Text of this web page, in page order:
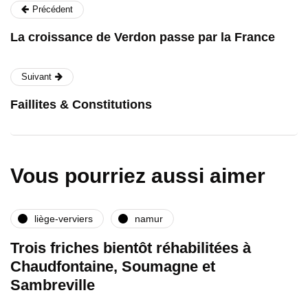
Précédent
La croissance de Verdon passe par la France
Suivant
Faillites & Constitutions
Vous pourriez aussi aimer
liège-verviers namur
Trois friches bientôt réhabilitées à
Chaudfontaine, Soumagne et
Sambreville